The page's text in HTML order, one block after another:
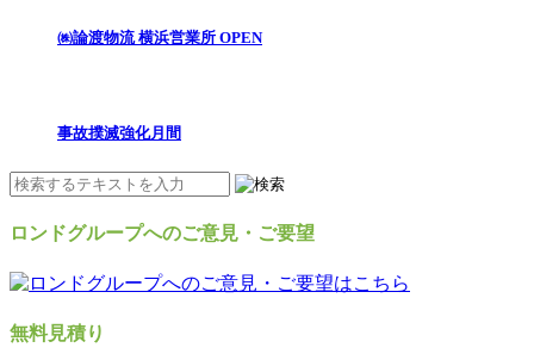
㈱論渡物流 横浜営業所 OPEN
事故撲滅強化月間
ロンドグループへのご意見・ご要望
無料見積り